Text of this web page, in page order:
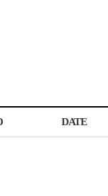
DATE